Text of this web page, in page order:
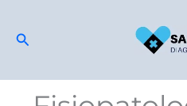
para
conteúdo
Pesquisar